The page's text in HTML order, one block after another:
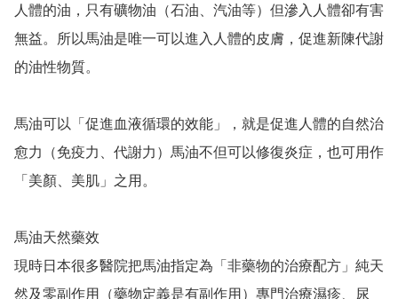
人體的油，只有礦物油（石油、汽油等）但滲入人體卻有害
無益。所以馬油是唯一可以進入人體的皮膚，促進新陳代謝
的油性物質。
馬油可以「促進血液循環的效能」，就是促進人體的自然治
愈力（免疫力、代謝力）馬油不但可以修復炎症，也可用作
「美顏、美肌」之用。
馬油天然藥效
現時日本很多醫院把馬油指定為「非藥物的治療配方」純天
然及零副作用（藥物定義是有副作用）專門治療濕疹、尿